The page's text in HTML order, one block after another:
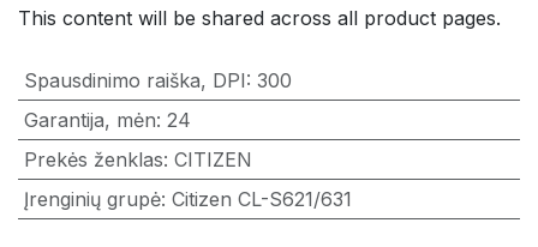
This content will be shared across all product pages.
Spausdinimo raiška, DPI: 300
Garantija, mėn: 24
Prekės ženklas: CITIZEN
Įrenginių grupė: Citizen CL-S621/631